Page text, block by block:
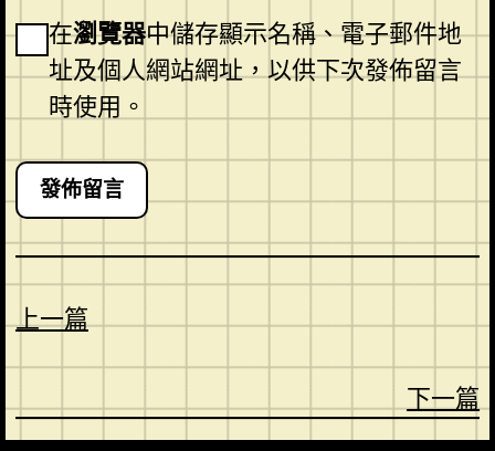
在瀏覽器中儲存顯示名稱、電子郵件地
址及個人網站網址，以供下次發佈留言
時使用。
上一篇
下一篇